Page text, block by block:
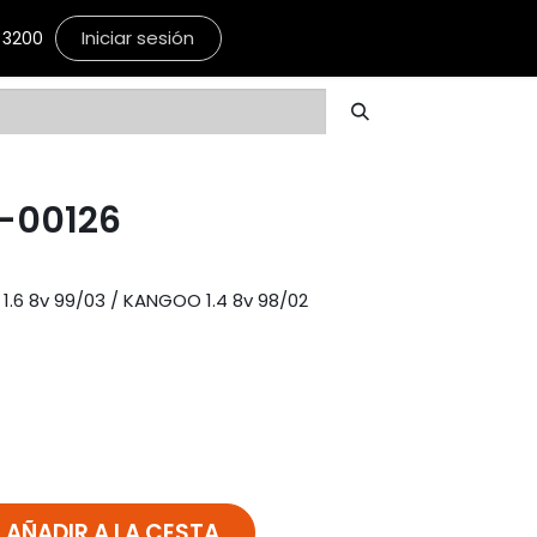
Iniciar sesión
1.6 8v 99/03 / KANGOO 1.4 8v 98/02